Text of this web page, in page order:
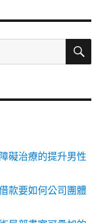
搜
礙治療的提升男性
款要如何公司團體